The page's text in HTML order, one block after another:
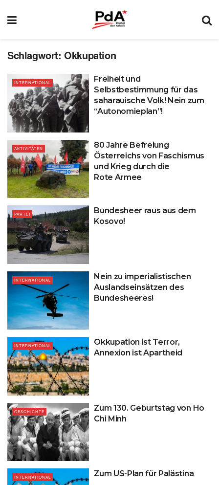
Schlagwort:Okkupation
INTERNATIONAL
Freiheit und
Selbstbestimmung für das
saharauische Volk! Nein zum
“Autonomieplan”!
AKTIVITÄTEN
80 Jahre Befreiung
Österreichs von Faschismus
und Krieg durch die
Rote Armee
PARTEI
Bundesheer raus aus dem
Kosovo!
INTERNATIONAL
Nein zu imperialistischen
Auslandseinsätzen des
Bundesheeres!
INTERNATIONAL
Okkupation ist Terror,
Annexion ist Apartheid
GESCHICHTE
Zum 130. Geburtstag von Ho
Chi Minh
INTERNATIONAL Zum US-Plan für Palästina